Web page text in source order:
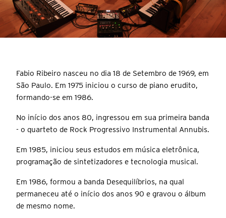
Fabio Ribeiro nasceu no dia 18 de Setembro de 1969, em
São Paulo. Em 1975 iniciou o curso de piano erudito,
formando-se em 1986.
No início dos anos 80, ingressou em sua primeira banda
- o quarteto de Rock Progressivo Instrumental Annubis.
Em 1985, iniciou seus estudos em música eletrônica,
programação de sintetizadores e tecnologia musical.
Em 1986, formou a banda Desequilíbrios, na qual
permaneceu até o início dos anos 90 e gravou o álbum
de mesmo nome.